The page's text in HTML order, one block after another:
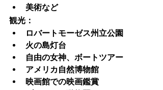
美術など
観光：
ロバートモーゼス州立公園
火の島灯台
自由の女神、ボートツアー
アメリカ自然博物館
映画館での映画鑑賞